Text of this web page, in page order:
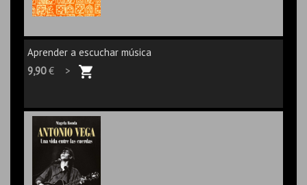
Aprender a escuchar música
9,90€ >